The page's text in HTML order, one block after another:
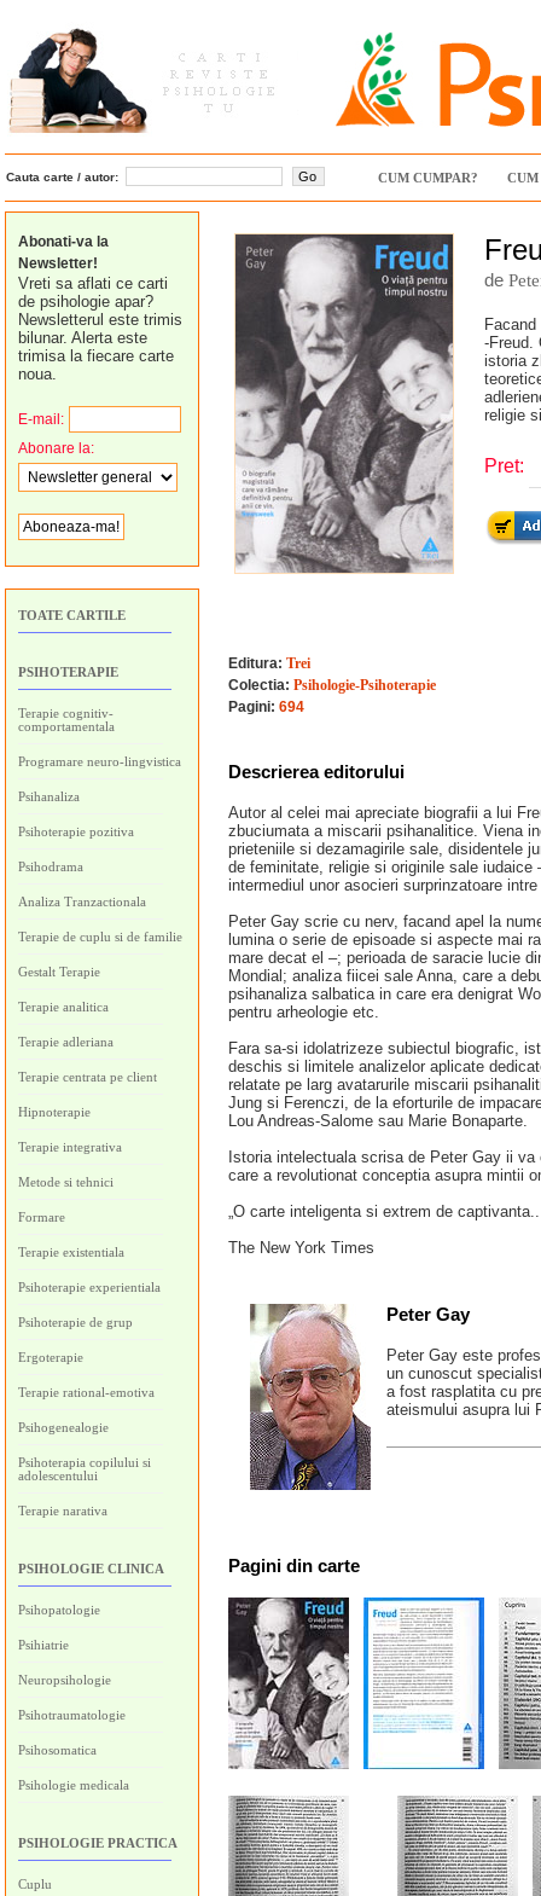
Cauta carte / autor: CUM CUMPAR? CUM
Abonati-va la
Newsletter!
Vreti sa aflati ce carti
de psihologie apar?
Newsletterul este trimis
bilunar. Alerta este
trimisa la fiecare carte
noua.
E-mail:
Abonare la:
TOATE CARTILE
PSIHOTERAPIE
Terapie cognitiv-
comportamentala
Programare neuro-lingvistica
Psihanaliza
Psihoterapie pozitiva
Psihodrama
Analiza Tranzactionala
Terapie de cuplu si de familie
Gestalt Terapie
Terapie analitica
Terapie adleriana
Terapie centrata pe client
Hipnoterapie
Terapie integrativa
Metode si tehnici
Formare
Terapie existentiala
Psihoterapie experientiala
Psihoterapie de grup
Ergoterapie
Terapie rational-emotiva
Psihogenealogie
Psihoterapia copilului si
adolescentului
Terapie narativa
PSIHOLOGIE CLINICA
Psihopatologie
Psihiatrie
Neuropsihologie
Psihotraumatologie
Psihosomatica
Psihologie medicala
PSIHOLOGIE PRACTICA
Cuplu
de
-Freud.
istoria
religie
Pret:
Editura: Trei
Colectia: Psihologie-Psihoterapie
Pagini: 694
Descrierea editorului
Autor al celei mai apreciate biografii a lui
zbuciumata a miscarii psihanalitice. Viena
prieteniile si dezamagirile sale, disidentele
de feminitate, religie si originile sale
intermediul unor asocieri surprinzatoare
Peter Gay scrie cu nerv, facand apel la
lumina o serie de episoade si aspecte mai
mare decat el –; perioada de saracie lucie
Mondial; analiza fiicei sale Anna, care a
psihanaliza salbatica in care era denigrat
pentru arheologie etc.
Fara sa-si idolatrizeze subiectul biografic,
deschis si limitele analizelor aplicate
relatate pe larg avatarurile miscarii
Jung si Ferenczi, de la eforturile de
Lou Andreas-Salome sau Marie Bonaparte.
Istoria intelectuala scrisa de Peter Gay ii
care a revolutionat conceptia asupra mintii
„O carte inteligenta si extrem de
The New York Times
Peter Gay
Peter Gay este
un cunoscut
a fost rasplatita cu
ateismului asupra lui
Pagini din carte